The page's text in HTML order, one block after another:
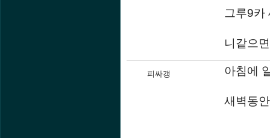
그루9카
니같으
피싸갱 아침에
새벽동